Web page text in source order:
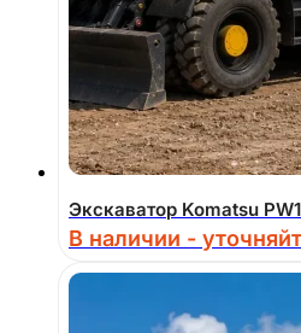
Экскаватор Komatsu
В наличии -